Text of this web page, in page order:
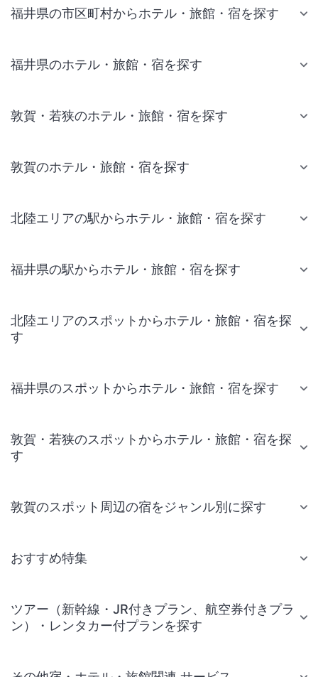
福井県の市区町村からホテル・旅館・宿を探す
福井県のホテル・旅館・宿を探す
敦賀・若狭のホテル・旅館・宿を探す
敦賀のホテル・旅館・宿を探す
北陸エリアの駅からホテル・旅館・宿を探す
福井県の駅からホテル・旅館・宿を探す
北陸エリアのスポットからホテル・旅館・宿を探
す
福井県のスポットからホテル・旅館・宿を探す
敦賀・若狭のスポットからホテル・旅館・宿を探
す
敦賀のスポット周辺の宿をジャンル別に探す
おすすめ特集
ツアー（新幹線・JR付きプラン、航空券付きプラ
ン）・レンタカー付プランを探す